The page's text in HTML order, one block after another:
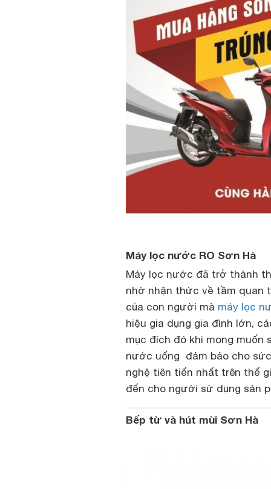
Máy lọc nước RO Sơn Hà
Máy lọc nước đã trở thành
nhờ nhận thức về tầm quan
của con người mà máy lọc
hiệu gia dụng gia đình lớn,
mục đích đó khi mong muốn
nước uống đảm bảo cho
nghệ tiên tiến nhất trên thế
đến cho người sử dụng sản
Bếp từ và hút mùi Sơn Hà